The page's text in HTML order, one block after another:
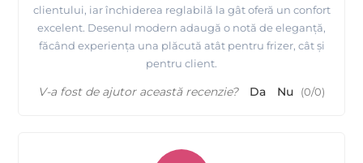
clientului, iar închiderea reglabilă la gât oferă un confort
excelent. Desenul modern adaugă o notă de eleganță,
făcând experiența una plăcută atât pentru frizer, cât și
pentru client.
V-a fost de ajutor această recenzie? Da Nu (0/0)